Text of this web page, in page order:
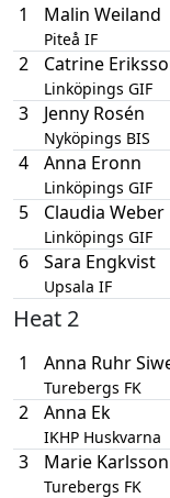
1 Malin Weiland
Piteå IF
2 Catrine
Linköpings GIF
3 Jenny Rosén
Nyköpings BIS
4 Anna Eronn
Linköpings GIF
5 Claudia Weber
Linköpings GIF
6 Sara Engkvist
Upsala IF
Heat 2
1 Anna Ruhr
Turebergs FK
2 Anna Ek
IKHP Huskvarna
3 Marie Karlsson
Turebergs FK